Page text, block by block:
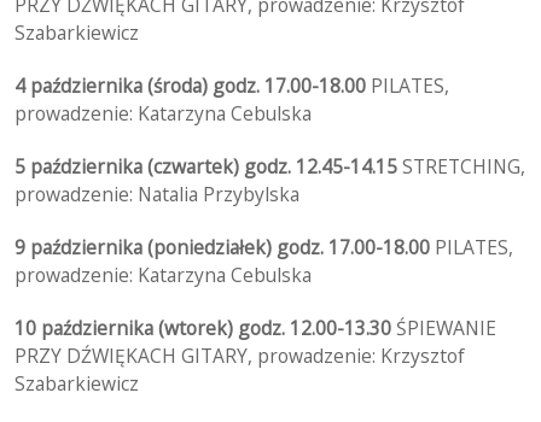
Szabarkiewicz
4 października (środa) godz. 17.00-18.00 PILATES,
prowadzenie: Katarzyna Cebulska
5 października (czwartek) godz. 12.45-14.15STRETCHING,
prowadzenie: Natalia Przybylska
9 października (poniedziałek) godz. 17.00-18.00 PILATES,
prowadzenie: Katarzyna Cebulska
10 października (wtorek) godz. 12.00-13.30 ŚPIEWANIE
PRZY DŹWIĘKACH GITARY, prowadzenie: Krzysztof
Szabarkiewicz